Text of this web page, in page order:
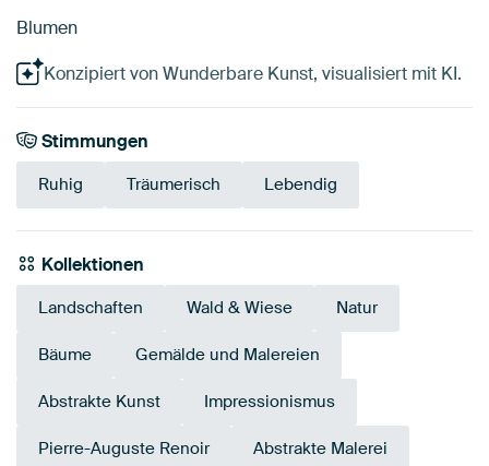
Blumen
Konzipiert von Wunderbare Kunst, visualisiert mit KI.
Stimmungen
Ruhig Träumerisch Lebendig
Kollektionen
Landschaften Wald & Wiese Natur
Bäume Gemälde und Malereien
Abstrakte Kunst Impressionismus
Pierre-Auguste Renoir Abstrakte Malerei